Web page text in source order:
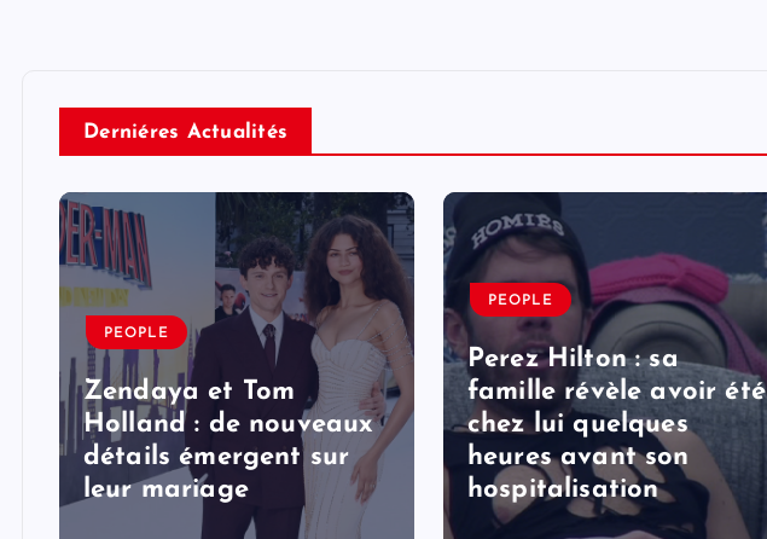
Derniéres Actualités
PEOPLE
Zendaya et Tom
Holland : de nouveaux
détails émergent sur
leur mariage
PEOPLE
Perez Hilton : sa
famille révèle avoir été
chez lui quelques
heures avant son
hospitalisation